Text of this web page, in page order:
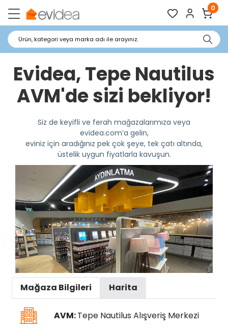
0
Ürün, kategori veya marka adı ile arayınız.
Evidea, Tepe Nautilus
AVM'de sizi bekliyor!
Siz de keyifli ve ferah mağazalarımıza veya
evidea.com’a gelin,
eviniz için aradığınız pek çok şeye, tek çatı altında,
üstelik uygun fiyatlarla kavuşun.
Mağaza Bilgileri Harita
AVM:Tepe Nautilus Alışveriş Merkezi